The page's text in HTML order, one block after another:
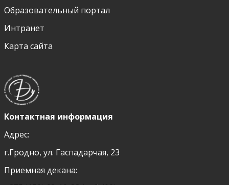
Образовательный портал
Интранет
Карта сайта
Контактная информация
Адрес:
г.Гродно, ул. Гаспадарчая, 23
Приемная декана: